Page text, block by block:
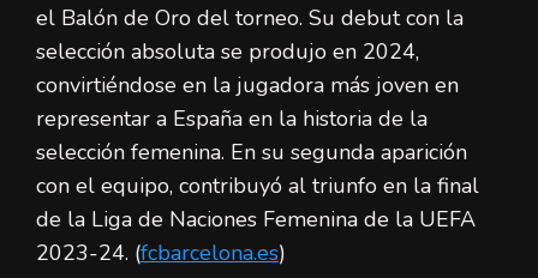
el Balón de Oro del torneo. Su debut con la
selección absoluta se produjo en 2024,
convirtiéndose en la jugadora más joven en
representar a España en la historia de la
selección femenina. En su segunda aparición
con el equipo, contribuyó al triunfo en la final
de la Liga de Naciones Femenina de la UEFA
2023-24. (fcbarcelona.es)